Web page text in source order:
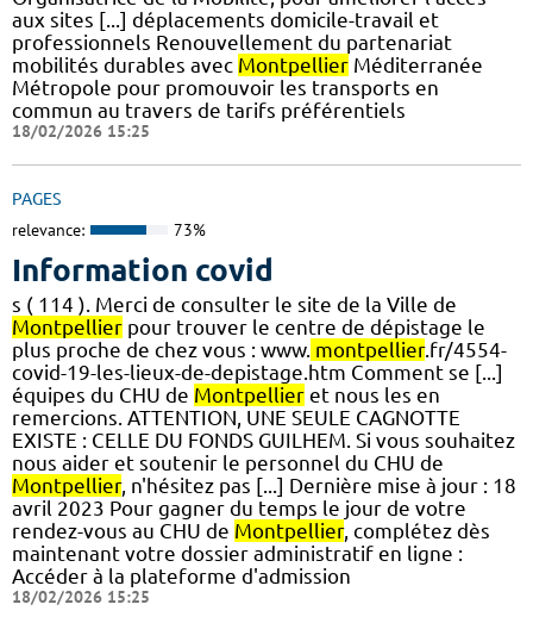
aux sites [...] déplacements domicile-travail et
professionnels Renouvellement du partenariat
mobilités durables avec Montpellier Méditerranée
Métropole pour promouvoir les transports en
commun au travers de tarifs préférentiels
18/02/2026 15:25
PAGES
relevance: 73%
Information covid
s ( 114 ). Merci de consulter le site de la Ville de
Montpellier pour trouver le centre de dépistage le
plus proche de chez vous : www. montpellier.fr/4554-
covid-19-les-lieux-de-depistage.htm Comment se [...]
équipes du CHU de Montpellier et nous les en
remercions. ATTENTION, UNE SEULE CAGNOTTE
EXISTE : CELLE DU FONDS GUILHEM. Si vous souhaitez
nous aider et soutenir le personnel du CHU de
Montpellier, n'hésitez pas [...] Dernière mise à jour : 18
avril 2023 Pour gagner du temps le jour de votre
rendez-vous au CHU de Montpellier, complétez dès
maintenant votre dossier administratif en ligne :
Accéder à la plateforme d'admission
18/02/2026 15:25